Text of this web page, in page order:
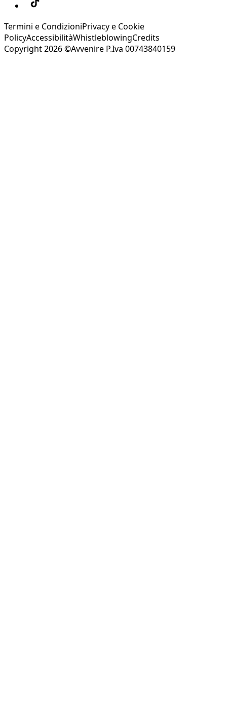
Termini e CondizioniPrivacy e Cookie
PolicyAccessibilitàWhistleblowingCredits
Copyright 2026 ©Avvenire P.Iva 00743840159